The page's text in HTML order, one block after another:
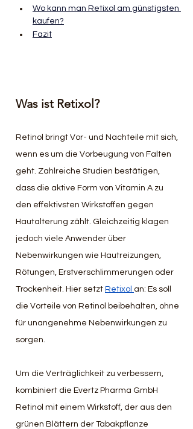
Wo kann man Retixol am günstigsten
kaufen?
Fazit
Was ist Retixol?
Retinol bringt Vor- und Nachteile mit sich,
wenn es um die Vorbeugung von Falten
geht. Zahlreiche Studien bestätigen,
dass die aktive Form von Vitamin A zu
den effektivsten Wirkstoffen gegen
Hautalterung zählt. Gleichzeitig klagen
jedoch viele Anwender über
Nebenwirkungen wie Hautreizungen,
Rötungen, Erstverschlimmerungen oder
Trockenheit. Hier setzt Retixol an: Es soll
die Vorteile von Retinol beibehalten, ohne
für unangenehme Nebenwirkungen zu
sorgen.
Um die Verträglichkeit zu verbessern,
kombiniert die Evertz Pharma GmbH
Retinol mit einem Wirkstoff, der aus den
grünen Blättern der Tabakpflanze